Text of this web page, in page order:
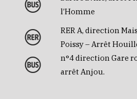
l’Homme
RER A, direction
Poissy – Arrêt
n°4 direction Gare
arrêt Anjou.